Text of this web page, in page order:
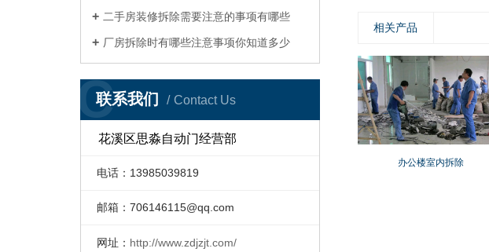
二手房装修拆除需要注意的事项有哪些
厂房拆除时有哪些注意事项你知道多少
联系我们 Contact Us
C
花溪区思淼自动门经营部
电话：13985039819
邮箱： 706146115@qq.com
网址： http://www.zdjzjt.com/
相关产品
办公楼室内拆除